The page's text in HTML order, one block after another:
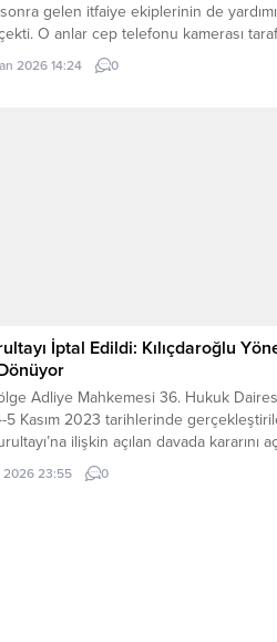
gelen itfaiye ekiplerinin de
O anlar cep telefonu kamerası
Yerden kaldırıp öptüler Kemerköprü
dün akşam saatlerinde Cumhuriyet
2026 14:24 0
İptal Edildi: Kılıçdaroğlu
Adliye Mahkemesi 36. Hukuk
5 Kasım 2023 tarihlerinde
ilişkin açılan davada kararını
kurultayın “mutlak butlan” gerekçesiyle
hükmederek, kurultayın yapıldığı
2026 23:55 0